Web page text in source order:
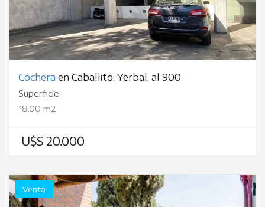
Cochera en Caballito, Yerbal, al 900
Superficie
18.00 m2
U$S 20.000
Venta